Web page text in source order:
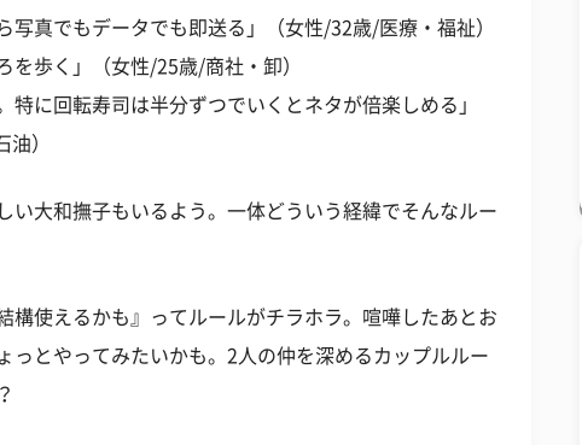
写真でもデータでも即送る」（女性/32歳/医療・福祉）
を歩く」（女性/25歳/商社・卸）
特に回転寿司は半分ずつでいくとネタが倍楽しめる」
油）
い大和撫子もいるよう。一体どういう経緯でそんなルー
構使えるかも』ってルールがチラホラ。喧嘩したあとお
っとやってみたいかも。2人の仲を深めるカップルルー